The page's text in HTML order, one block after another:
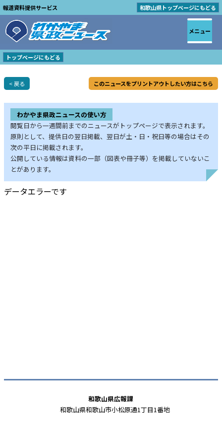
報道資料提供サービス 和歌山県トップページにもどる
トップページにもどる
< 戻る このニュースをプリントアウトしたい方はこちら
わかやま県政ニュースの使い方
閲覧日から一週間前までのニュースがトップページで表示されます。
原則として、提供日の翌日掲載、翌日が土・日・祝日等の場合はその
次の平日に掲載されます。
公開している情報は資料の一部（図表や冊子等）を掲載していないこ
とがあります。
データエラーです
メニュー
和歌山県広報課
和歌山県和歌山市小松原通1丁目1番地